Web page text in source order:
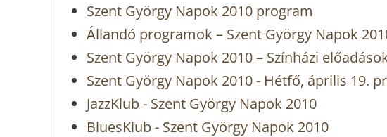
Szent György Napok 2010 program
Állandó programok – Szent György Napok
Szent György Napok 2010 – Színházi
Szent György Napok 2010 - Hétfő, április 19.
JazzKlub - Szent György Napok 2010
BluesKlub - Szent György Napok 2010